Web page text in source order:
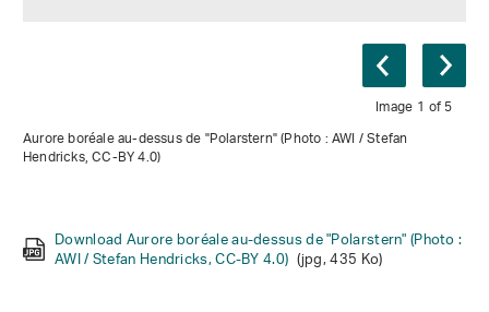
Image 1 of 5
Aurore boréale au-dessus de "Polarstern" (Photo : AWI / Stefan
Hendricks, CC-BY 4.0)
Download Aurore boréale au-dessus de "Polarstern" (Photo :
AWI / Stefan Hendricks, CC-BY 4.0) (jpg, 435 Ko)
CC-BY 4.0)(jpg, 1 Mo)
Download A gauche "Polarstern", à droite "Akademik
Fedorov" (AWI / Esther Horvath, CC-BY 4.0)(jpg, 1 Mo)
Download Une fissure s'est formée dans la glace de mer (AWI
/ Matthew Shupe, CC-BY 4.0)(jpg, 465 Ko)
Horvath, CC-BY 4.0)(jpg, 2 Mo)